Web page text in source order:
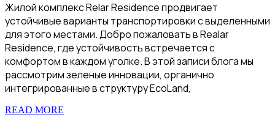
Жилой комплекс Relar Residence продвигает
устойчивые варианты транспортировки с выделенными
для этого местами. Добро пожаловать в Realar
Residence, где устойчивость встречается с
комфортом в каждом уголке. В этой записи блога мы
рассмотрим зеленые инновации, органично
интегрированные в структуру EcoLand,
READ MORE